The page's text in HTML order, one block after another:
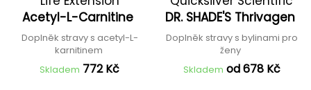
Acetyl-L-Carnitine
Doplněk stravy s acetyl-L-
karnitinem
Skladem 772 Kč
DR. SHADE'S Thrivagen
Doplněk stravy s bylinami pro
ženy
Skladem od 678 Kč